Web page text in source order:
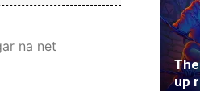
na net
up